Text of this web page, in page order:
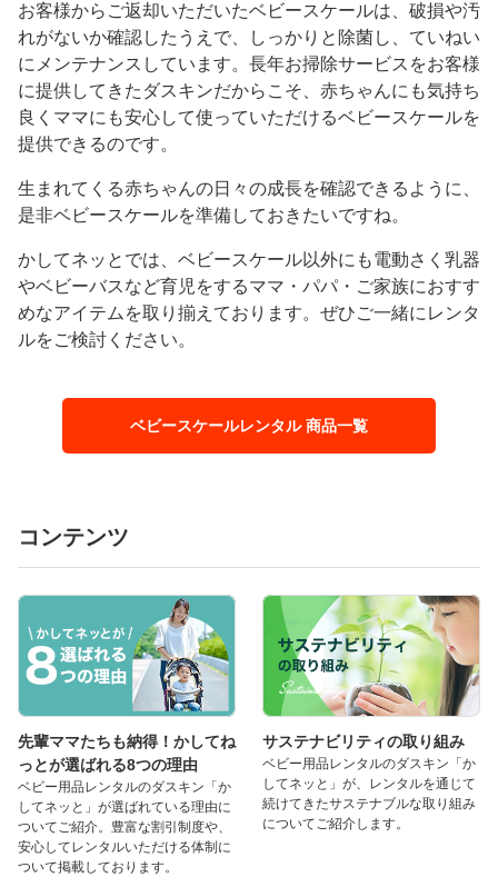
お客様からご返却いただいたベビースケールは、破損や汚
れがないか確認したうえで、しっかりと除菌し、ていねい
にメンテナンスしています。長年お掃除サービスをお客様
に提供してきたダスキンだからこそ、赤ちゃんにも気持ち
良くママにも安心して使っていただけるベビースケールを
提供できるのです。
生まれてくる赤ちゃんの日々の成長を確認できるように、
是非ベビースケールを準備しておきたいですね。
かしてネッとでは、ベビースケール以外にも電動さく乳器
やベビーバスなど育児をするママ・パパ・ご家族におすす
めなアイテムを取り揃えております。ぜひご一緒にレンタ
ルをご検討ください。
ベビースケールレンタル 商品一覧
コンテンツ
先輩ママたちも納得！かしてね
っとが選ばれる8つの理由
ベビー用品レンタルのダスキン「か
してネッと」が選ばれている理由に
ついてご紹介。豊富な割引制度や、
安心してレンタルいただける体制に
ついて掲載しております。
サステナビリティの取り組み
ベビー用品レンタルのダスキン「か
してネッと」が、レンタルを通じて
続けてきたサステナブルな取り組み
についてご紹介します。